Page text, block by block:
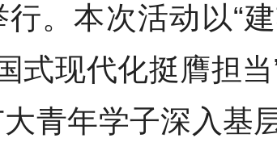
。本次活动以“建
式现代化挺膺担当
青年学子深入基